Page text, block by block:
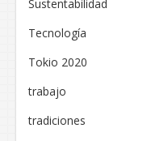
Sustentabilidad
Tecnología
Tokio 2020
trabajo
tradiciones